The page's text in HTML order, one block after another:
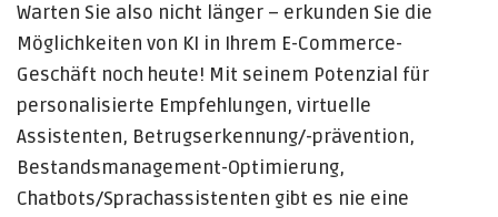
Warten Sie also nicht länger – erkunden Sie die
Möglichkeiten von KI in Ihrem E-Commerce-
Geschäft noch heute! Mit seinem Potenzial für
personalisierte Empfehlungen, virtuelle
Assistenten, Betrugserkennung/-prävention,
Bestandsmanagement-Optimierung,
Chatbots/Sprachassistenten gibt es nie eine